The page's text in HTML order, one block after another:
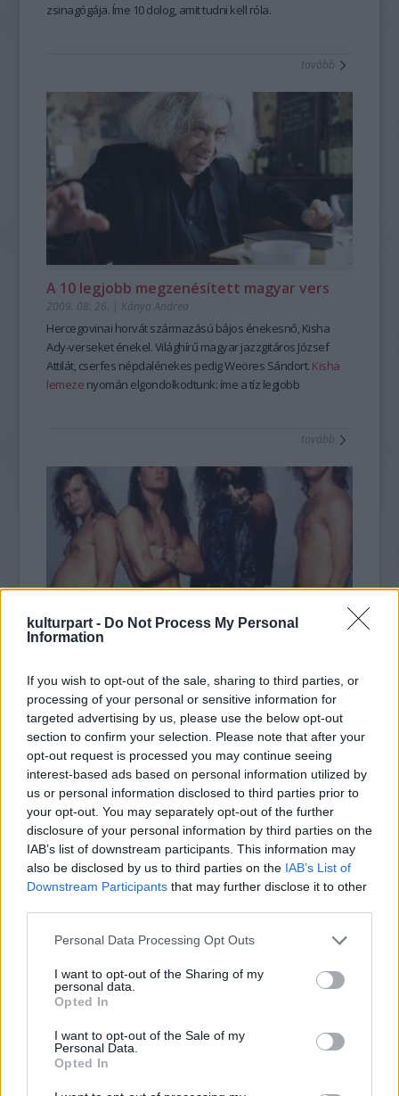
kulturpart - Do Not Process My Personal
Information
If you wish to opt-out of the sale, sharing to third parties, or
processing of your personal or sensitive information for
targeted advertising by us, please use the below opt-out
section to confirm your selection. Please note that after your
opt-out request is processed you may continue seeing
interest-based ads based on personal information utilized by
us or personal information disclosed to third parties prior to
your opt-out. You may separately opt-out of the further
disclosure of your personal information by third parties on the
IAB’s list of downstream participants. This information may
also be disclosed by us to third parties on the IAB’s List of
Downstream Participants that may further disclose it to other
Please note that this website/app uses one or more Google
not limited to your visit or usage behaviour. You may click to
grant or deny consent to Google and its third-party tags to
use your data for below specified purposes in below Google
consent section.
Personal Data Processing Opt Outs
I want to opt-out of the Sharing of my
personal data.
Opted In
I want to opt-out of the Sale of my
Personal Data.
Opted In
zsinagógája. Íme 10 dolog, amit tudni kell róla.
tovább
A 10 legjobb megzenésített magyar vers
2009. 08. 26. | Kánya Andrea
Hercegovinai horvát származású bájos énekesnő, Kisha
Ady-verseket énekel. Világhírű magyar jazzgitáros József
Attilát, cserfes népdalénekes pedig Weöres Sándort. Kisha
lemeze nyomán elgondolkodtunk: íme a tíz legjobb
tovább
2009. 08. 16.|DUÁ
Vasárnap este egy igazi legenda lép fel a Szigeten. A
leglényegesebb dolgok, amiket tudni kell a Faith No More-ról.
tovább
Szerelem első döfésre
2009. 04. 20.|DUÁ